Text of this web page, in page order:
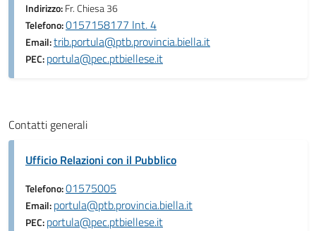
Indirizzo:Fr. Chiesa 36
Telefono:0157158177 Int. 4
Email:trib.portula@ptb.provincia.biella.it
PEC:portula@pec.ptbiellese.it
Contatti generali
Ufficio Relazioni con il Pubblico
Telefono:01575005
Email:portula@ptb.provincia.biella.it
PEC:portula@pec.ptbiellese.it